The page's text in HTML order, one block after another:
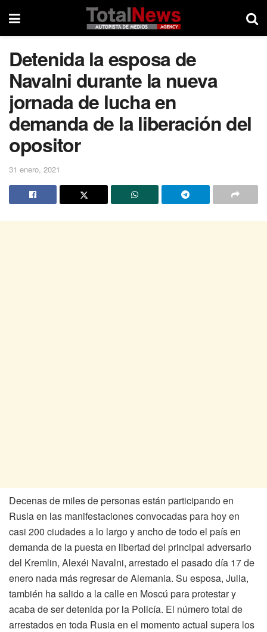
Detenida la esposa de
Navalni durante la nueva
jornada de lucha en
demanda de la liberación del
opositor
31 enero, 2021
Decenas de miles de personas están participando en
Rusia en las manifestaciones convocadas para hoy en
casi 200 ciudades a lo largo y ancho de todo el país en
demanda de la puesta en libertad del principal adversario
del Kremlin, Alexéi Navalni, arrestado el pasado día 17 de
enero nada más regresar de Alemania. Su esposa, Julia,
también ha salido a la calle en Moscú para protestar y
acaba de ser detenida por la Policía. El número total de
arrestados en toda Rusia en el momento actual supera los